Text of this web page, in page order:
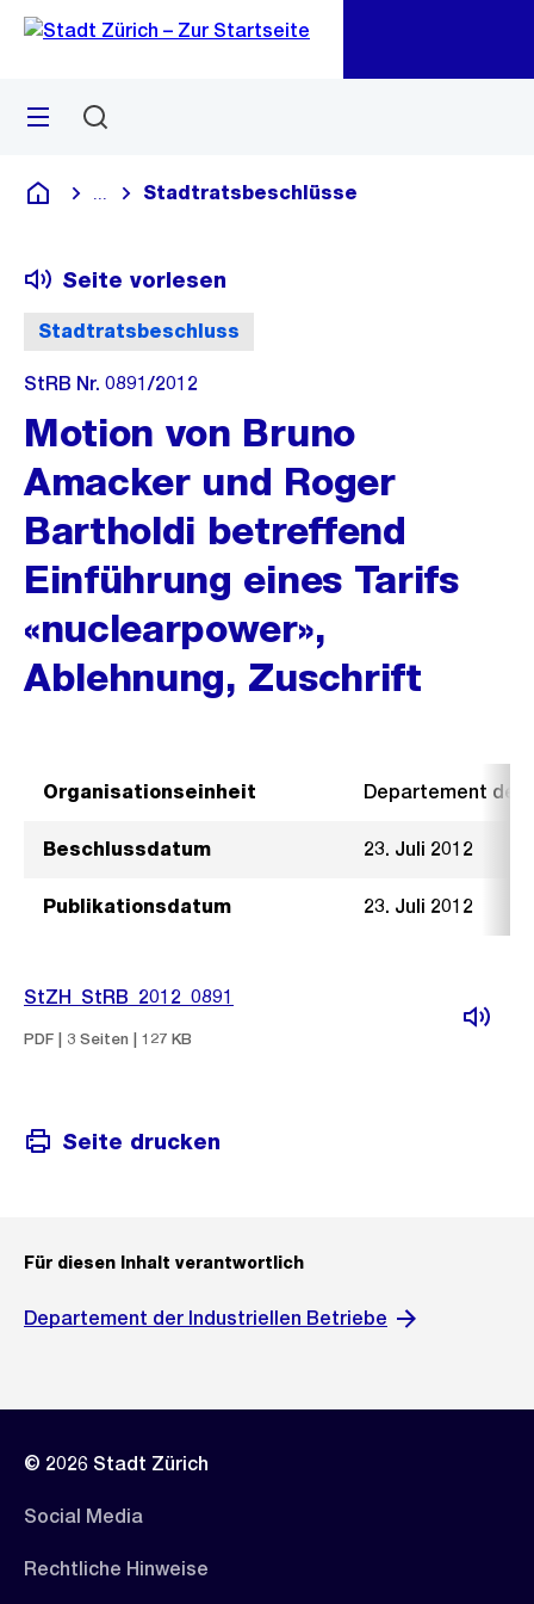
Navigation
Sprunglink
Menü
Deutsch
Blende alle Breadcrumbs ein
Stadtratsbeschlüsse
Stadtratsbeschluss
Seite vorlesen
StRB Nr. 0891/2012
Motion von Bruno
Amacker und Roger
Bartholdi betreffend
Einführung eines Tarifs
«nuclearpower»,
Ablehnung, Zuschrift
Organisationseinheit Departement der
Beschlussdatum 23. Juli 2012
Publikationsdatum 23. Juli 2012
StZH_StRB_2012_0891
PDF | 3 Seiten | 127 KB
Seite drucken
Für diesen Inhalt verantwortlich
Departement der Industriellen Betriebe
© 2026 Stadt Zürich
Social Media
Rechtliche Hinweise